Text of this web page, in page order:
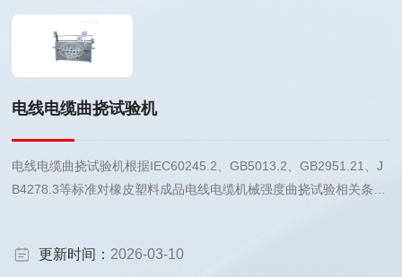
电线电缆曲挠试验机
电线电缆曲挠试验机根据IEC60245.2、GB5013.2、GB2951.21、J
B4278.3等标准对橡皮塑料成品电线电缆机械强度曲挠试验相关条款
更新时间： 2026-03-10